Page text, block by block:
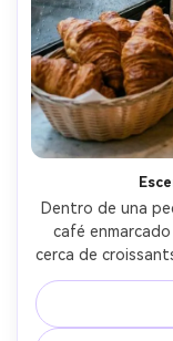
Dentro de una
café
cerca de
au lait", paleta
ambiente